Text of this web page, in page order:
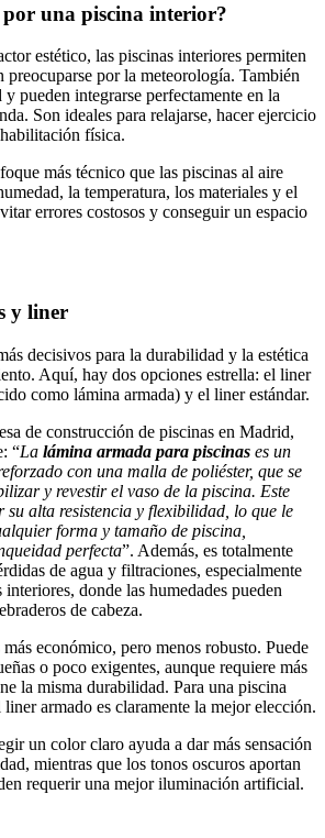
una piscina interior?
estético, las piscinas interiores permiten
preocuparse por la meteorología. También
pueden integrarse perfectamente en la
Son ideales para relajarse, hacer ejercicio
física.
más técnico que las piscinas al aire
la temperatura, los materiales y el
errores costosos y conseguir un espacio
y liner
decisivos para la durabilidad y la estética
Aquí, hay dos opciones estrella: el liner
como lámina armada) y el liner estándar.
de construcción de piscinas en Madrid,
“La lámina armada para piscinas es un
con una malla de poliéster, que se
y revestir el vaso de la piscina. Este
su alta resistencia y flexibilidad, lo que le
forma y tamaño de piscina,
perfecta”. Además, es totalmente
de agua y filtraciones, especialmente
donde las humedades pueden
de cabeza.
más económico, pero menos robusto. Puede
o poco exigentes, aunque requiere más
la misma durabilidad. Para una piscina
armado es claramente la mejor elección.
un color claro ayuda a dar más sensación
mientras que los tonos oscuros aportan
requerir una mejor iluminación artificial.